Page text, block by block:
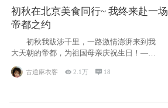
初秋在北京美食同行~ 我终来赴一场
帝都之约
初秋我跋涉千里，一路激情澎湃来到我
大天朝的帝都，为祖国母亲庆祝生日！——
古道麻衣客 2.1万  18